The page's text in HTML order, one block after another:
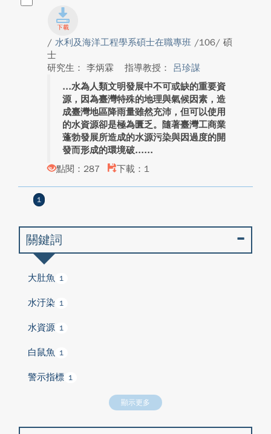
/ 水利及海洋工程學系碩士在職專班 /106/ 碩
士
研究生： 李炳霖
指導教授： 呂珍謀
水為人類文明發展中不可或缺的重要資
源，因為臺灣特殊的地理與氣候因素，造
成臺灣地區降雨量雖然充沛，但可以使用
的水資源卻是極為匱乏。隨著臺灣工商業
蓬勃發展所造成的水源污染與因過度的開
發而形成的環境破...
點閱：287
下載：1
1
關鍵詞
大肚魚 1
水汙染 1
水資源 1
白鼠魚 1
警示指標 1
顯示更多